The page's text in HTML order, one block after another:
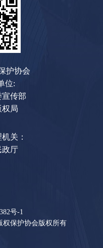
护协会
位:
宣传部
权局
关：
政厅
号-1
权保护协会版权所有